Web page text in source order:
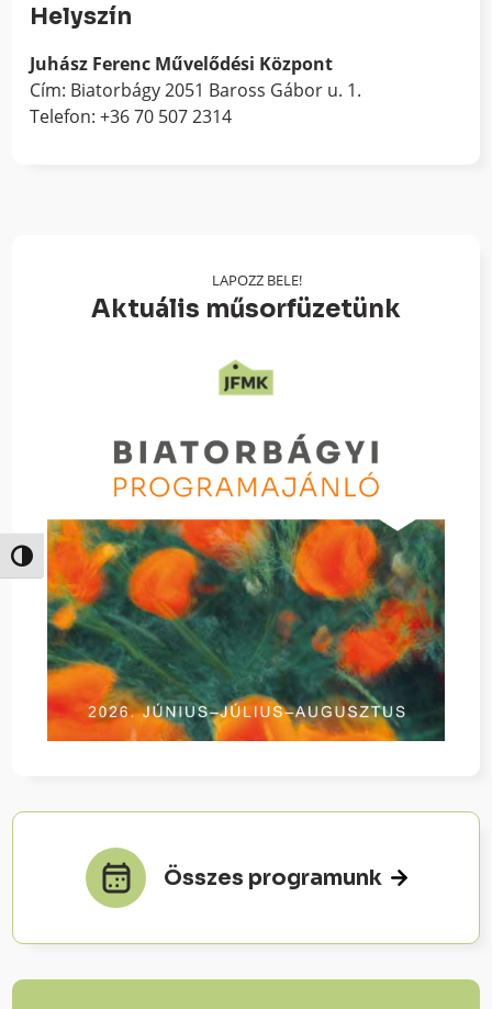
Nagy kontraszt váltása
Helyszín
Juhász Ferenc Művelődési Központ
Cím: Biatorbágy 2051 Baross Gábor u. 1.
Telefon: +36 70 507 2314
LAPOZZ BELE!
Aktuális műsorfüzetünk
Összes programunk